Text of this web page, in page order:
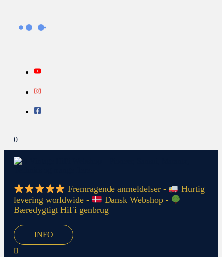
0
Fremragende anmeldelser -
Hurtig
levering worldwide -
Dansk Webshop -
Bæredygtigt HiFi genbrug
INFO